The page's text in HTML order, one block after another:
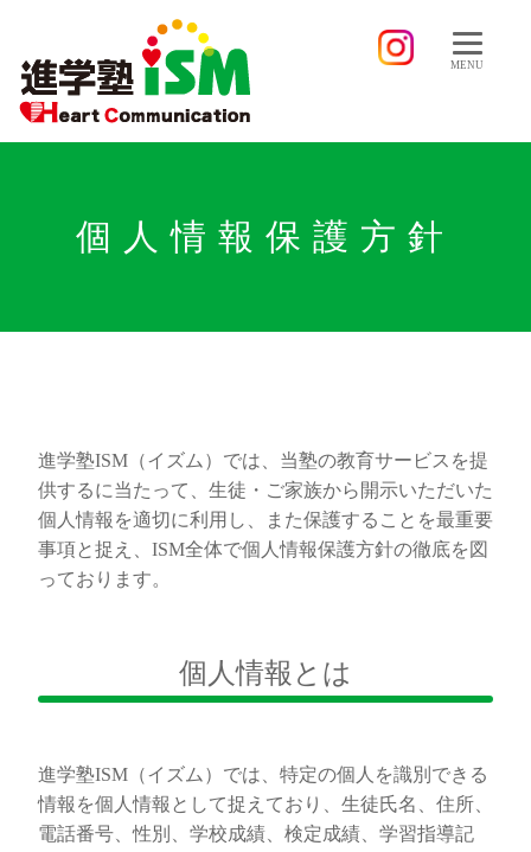
MENU
個人情報保護方針
進学塾ISM（イズム）では、当塾の教育サービスを提
供するに当たって、生徒・ご家族から開示いただいた
個人情報を適切に利用し、また保護することを最重要
事項と捉え、ISM全体で個人情報保護方針の徹底を図
っております。
個人情報とは
進学塾ISM（イズム）では、特定の個人を識別できる
情報を個人情報として捉えており、生徒氏名、住所、
電話番号、性別、学校成績、検定成績、学習指導記